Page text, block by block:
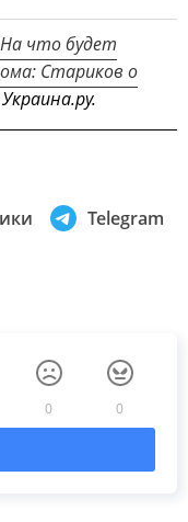
На что будет
Стариков о
Telegram
0 0